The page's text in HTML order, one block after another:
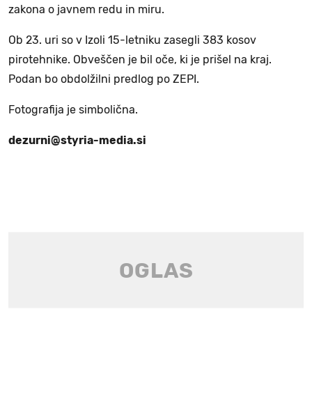
zakona o javnem redu in miru.
Ob 23. uri so v Izoli 15-letniku zasegli 383 kosov
pirotehnike. Obveščen je bil oče, ki je prišel na kraj.
Podan bo obdolžilni predlog po ZEPI.
Fotografija je simbolična.
dezurni@styria-media.si